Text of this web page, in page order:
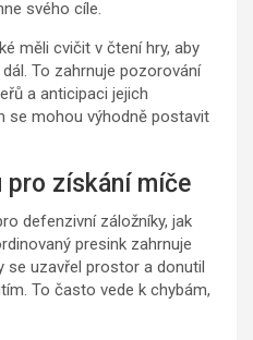
svého cíle.
měli cvičit v čtení hry, aby
To zahrnuje pozorování
a anticipaci jejich
se mohou výhodně postavit
pro získání míče
defenzivní záložníky, jak
presink zahrnuje
se uzavřel prostor a donutil
To často vede k chybám,